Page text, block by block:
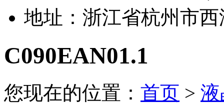
地址： 浙江省杭州市
C090EAN01.1
您现在的位置： 首页 >